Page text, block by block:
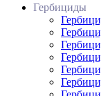
Гербициды